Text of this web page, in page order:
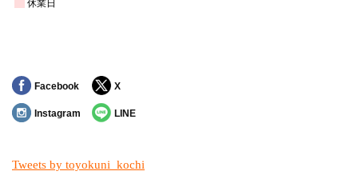
Facebook X
Instagram LINE
Tweets by toyokuni_kochi